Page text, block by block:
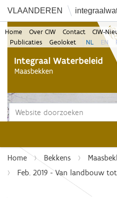
VLAANDEREN
Zoek
Home Over CIW Contact CIW-
Publicaties
Geoloket NL EN
Home Bekkens
Feb. 2019 - Van landbouw